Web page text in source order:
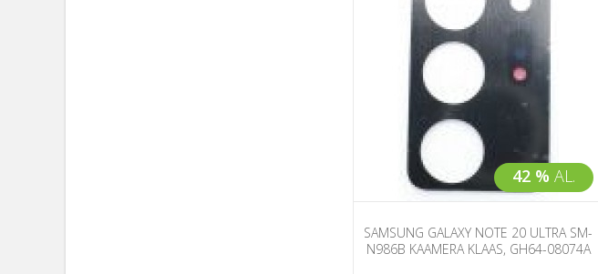
42 % AL.
SAMSUNG GALAXY NOTE 20 ULTRA SM-
N986B KAAMERA KLAAS, GH64-08074A